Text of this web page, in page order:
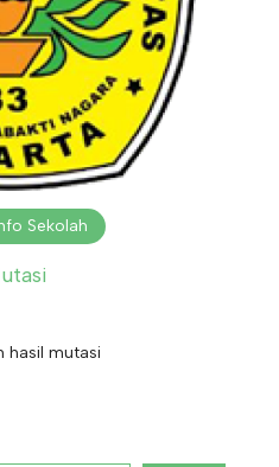
Sekolah
hasil mutasi